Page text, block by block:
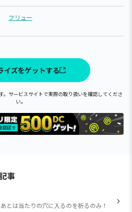
フリュー
イズをゲットする
サービスサイトで実際の取り扱いを確認してくださ
い。
事
とは当たりの穴に入るのを祈るのみ！